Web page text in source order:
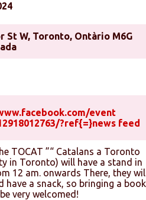
St W, Toronto, Ontàrio M6G
event
?ref{=}news feed
TOCAT ”“ Catalans a Toronto
in Toronto) will have a stand in
12 am. onwards There, they
have a snack, so bringing a book
very welcomed!